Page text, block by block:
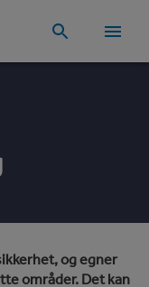
og egner
områder. Det kan